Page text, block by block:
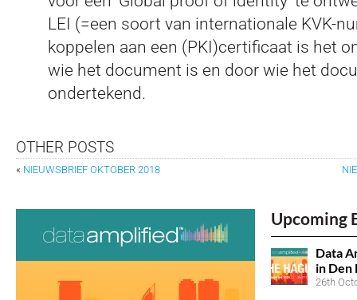
LEI (=een soort van internationale KVK-
koppelen aan een (PKI)certificaat is het
wie het document is en door wie het
ondertekend.
OTHER POSTS
« NIEUWSBRIEF OKTOBER 2018
Upcoming
Data
in Den
26th